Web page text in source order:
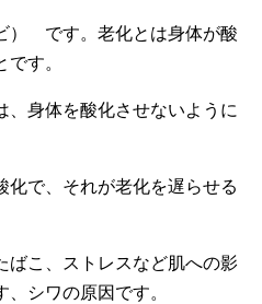
） です。老化とは身体が酸
す。
、身体を酸化させないように
化で、それが老化を遅らせる
ばこ、ストレスなど肌への影
シワの原因です。